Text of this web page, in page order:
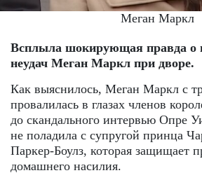
Меган Маркл
Всплыла шокирующая правда о
неудач Меган Маркл при дворе.
Как выяснилось, Меган Маркл с
провалилась в глазах членов
до скандального интервью Опре
не поладила с супругой принца
Паркер-Боулз, которая защищает
домашнего насилия.